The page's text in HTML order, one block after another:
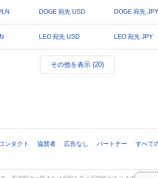
DOGE 宛先 USD DOGE 宛先 JPY
LEO 宛先 USD LEO 宛先 JPY
その他を表示 (20)
ンタクト 協賛者 広告なし パートナー すべて